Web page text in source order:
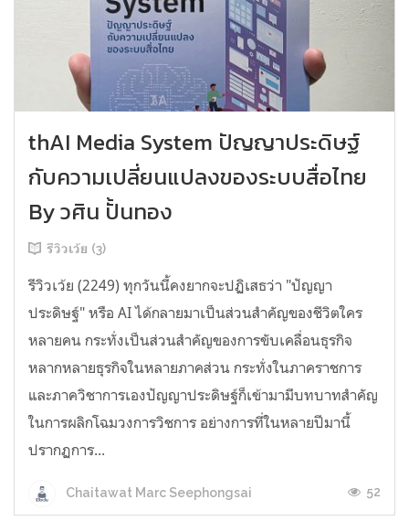
thAI Media System ปัญญาประดิษฐ์
กับความเปลี่ยนแปลงของระบบสื่อไทย
By วศิน ปั้นทอง
รีวิวเว้ย (3)
รีวิวเว้ย (2249) ทุกวันนี้คงยากจะปฏิเสธว่า "ปัญญา
ประดิษฐ์" หรือ AI ได้กลายมาเป็นส่วนสำคัญของชีวิตใคร
หลายคน กระทั่งเป็นส่วนสำคัญของการขับเคลื่อนธุรกิจ
หลากหลายธุรกิจในหลายภาคส่วน กระทั่งในภาคราชการ
และภาควิชาการเองปัญญาประดิษฐ์ก็เข้ามามีบทบาทสำคัญ
ในการผลิกโฉมวงการวิชการ อย่างการที่ในหลายปีมานี้
ปรากฏการ...
Chaitawat Marc Seephongsai 52